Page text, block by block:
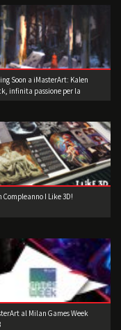
Soon a iMasterArt: Kalen
infinita passione per la
Compleanno I Like 3D!
al Milan Games Week